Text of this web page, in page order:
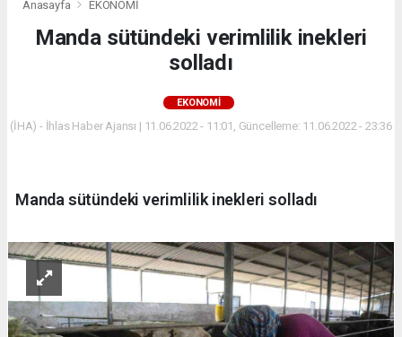
Anasayfa EKONOMİ
Manda sütündeki verimlilik inekleri
solladı
EKONOMİ
(İHA) - İhlas Haber Ajansı | 11.06.2022 - 11:01, Güncelleme: 11.06.2022 - 23:36
Manda sütündeki verimlilik inekleri solladı